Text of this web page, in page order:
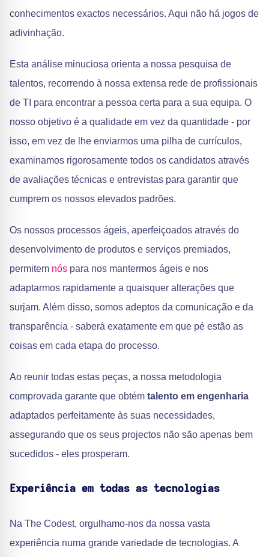
conhecimentos exactos necessários. Aqui não há jogos de
adivinhação.
Esta análise minuciosa orienta a nossa pesquisa de
talentos, recorrendo à nossa extensa rede de profissionais
de TI para encontrar a pessoa certa para a sua equipa. O
nosso objetivo é a qualidade em vez da quantidade - por
isso, em vez de lhe enviarmos uma pilha de currículos,
examinamos rigorosamente todos os candidatos através
de avaliações técnicas e entrevistas para garantir que
cumprem os nossos elevados padrões.
Os nossos processos ágeis, aperfeiçoados através do
desenvolvimento de produtos e serviços premiados,
permitem nós para nos mantermos ágeis e nos
adaptarmos rapidamente a quaisquer alterações que
surjam. Além disso, somos adeptos da comunicação e da
transparência - saberá exatamente em que pé estão as
coisas em cada etapa do processo.
Ao reunir todas estas peças, a nossa metodologia
comprovada garante que obtém talento em engenharia
adaptados perfeitamente às suas necessidades,
assegurando que os seus projectos não são apenas bem
sucedidos - eles prosperam.
Experiência em todas as tecnologias
Na The Codest, orgulhamo-nos da nossa vasta
experiência numa grande variedade de tecnologias. A